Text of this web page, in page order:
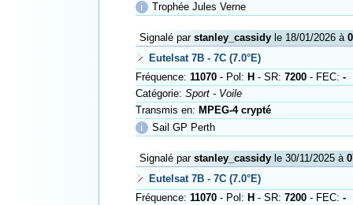
ℹ
Trophée Jules Verne
Signalé par stanley_cassidyle 18/01/2026 à
Eutelsat 7B - 7C (7.0°E)
Fréquence: 11070- Pol: H - SR: 7200- FEC: -
Catégorie: Sport - Voile
Transmis en: MPEG-4 crypté
ℹ
Sail GP Perth
Signalé par stanley_cassidyle 30/11/2025 à
Eutelsat 7B - 7C (7.0°E)
Fréquence: 11070- Pol: H - SR: 7200- FEC: -